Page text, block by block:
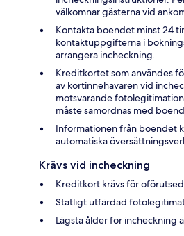
välkomnar gästerna vid
Kontakta boendet minst 24
kontaktuppgifterna i
arrangera incheckning.
Kreditkortet som användes
av kortinnehavaren vid
motsvarande
måste samordnas med
Informationen från boendet
automatiska
Krävs vid incheckning
Kreditkort krävs för
Statligt utfärdad
Lägsta ålder för incheckning